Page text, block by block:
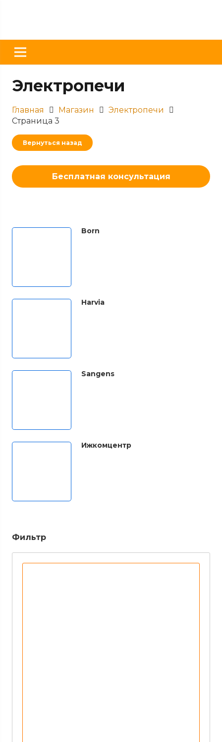
Электропечи
Главная Магазин
Электропечи
Страница 3
Вернуться назад
Бесплатная консультация
Born
Harvia
Sangens
Ижкомцентр
Фильтр